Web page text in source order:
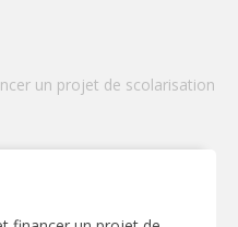
un projet de scolarisation